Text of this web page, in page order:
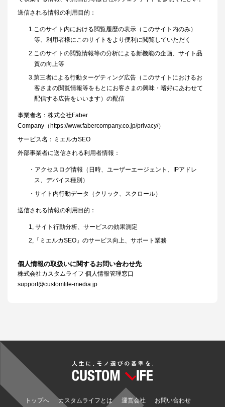
送信される情報の利用目的：
1.このサイト内における閲覧履歴の表示（このサイト内のみ）
等、利用者様にこのサイトをより便利に閲覧していただく
2.このサイトの閲覧情報等の分析による新機能の企画、サイト品
質の向上等
3.第三者による行動ターゲティング広告（このサイトにおけるお
客さまの閲覧情報等をもとにお客さまの興味・嗜好にあわせて
配信する広告をいいます）の配信
事業者名：株式会社Faber
Company（ https://www.fabercompany.co.jp/privacy/）
サービス名：ミエルカSEO
外部事業者に送信される利用者情報：
・アクセスログ情報（日時、ユーザーエージェント、IPアドレ
ス、デバイス種別）
・サイト内行動データ（クリック、スクロール）
送信される情報の利用目的：
1, サイト行動分析、サービスの効果測定
2,「ミエルカSEO」のサービス向上、サポート業務
個人情報の取扱いに関するお問い合わせ先
株式会社カスタムライフ 個人情報管理窓口
support@customlife-media.jp
トップへ カスタムライフとは 運営会社 お問い合わせ